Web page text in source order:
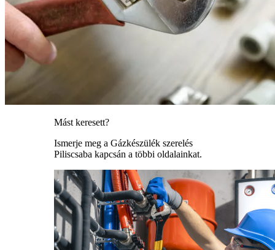
Mást keresett?
Ismerje meg a Gázkészülék szerelés
Piliscsaba kapcsán a többi oldalainkat.